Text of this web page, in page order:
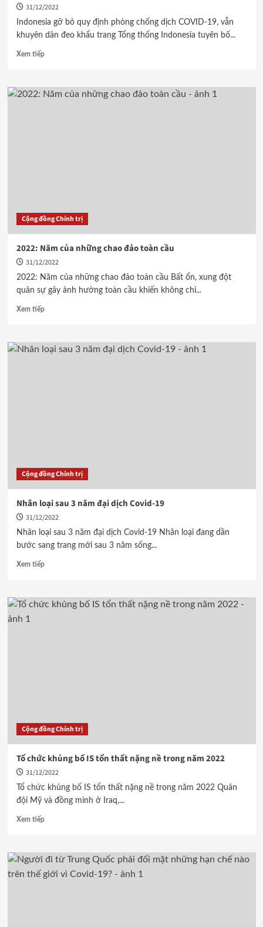
31/12/2022
Indonesia gỡ bỏ quy định phòng chống dịch COVID-19, vẫn
khuyên dân đeo khẩu trang Tổng thống Indonesia tuyên bố...
Xem tiếp
Cộng đồng Chính trị
2022: Năm của những chao đảo toàn cầu
31/12/2022
2022: Năm của những chao đảo toàn cầu Bất ổn, xung đột
quân sự gây ảnh hưởng toàn cầu khiến không chỉ...
Xem tiếp
Cộng đồng Chính trị
Nhân loại sau 3 năm đại dịch Covid-19
31/12/2022
Nhân loại sau 3 năm đại dịch Covid-19 Nhân loại đang dần
bước sang trang mới sau 3 năm sống...
Xem tiếp
Cộng đồng Chính trị
Tổ chức khủng bố IS tổn thất nặng nề trong năm 2022
31/12/2022
Tổ chức khủng bố IS tổn thất nặng nề trong năm 2022 Quân
đội Mỹ và đồng minh ở Iraq,...
Xem tiếp